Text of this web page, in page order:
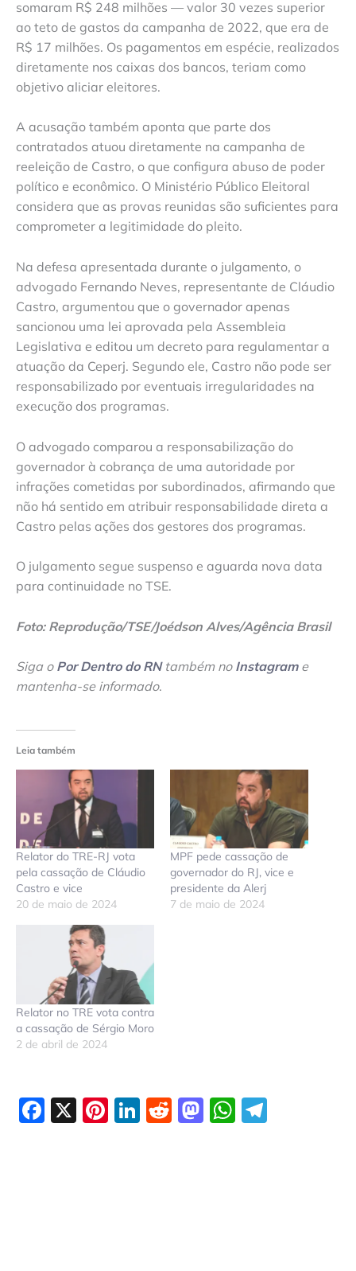
somaram R$ 248 milhões — valor 30 vezes superior
ao teto de gastos da campanha de 2022, que era de
R$ 17 milhões. Os pagamentos em espécie, realizados
diretamente nos caixas dos bancos, teriam como
objetivo aliciar eleitores.
A acusação também aponta que parte dos
contratados atuou diretamente na campanha de
reeleição de Castro, o que configura abuso de poder
político e econômico. O Ministério Público Eleitoral
considera que as provas reunidas são suficientes para
comprometer a legitimidade do pleito.
Na defesa apresentada durante o julgamento, o
advogado Fernando Neves, representante de Cláudio
Castro, argumentou que o governador apenas
sancionou uma lei aprovada pela Assembleia
Legislativa e editou um decreto para regulamentar a
atuação da Ceperj. Segundo ele, Castro não pode ser
responsabilizado por eventuais irregularidades na
execução dos programas.
O advogado comparou a responsabilização do
governador à cobrança de uma autoridade por
infrações cometidas por subordinados, afirmando que
não há sentido em atribuir responsabilidade direta a
Castro pelas ações dos gestores dos programas.
O julgamento segue suspenso e aguarda nova data
para continuidade no TSE.
Foto: Reprodução/TSE/Joédson Alves/Agência Brasil
Siga o Por Dentro do RNtambém no Instagrame
mantenha-se informado.
Leia também
Relator do TRE-RJ vota
pela cassação de Cláudio
Castro e vice
20 de maio de 2024
MPF pede cassação de
governador do RJ, vice e
presidente da Alerj
7 de maio de 2024
Relator no TRE vota contra
a cassação de Sérgio Moro
2 de abril de 2024
Facebook
X Pinterest
LinkedIn
Reddit
Mastodon